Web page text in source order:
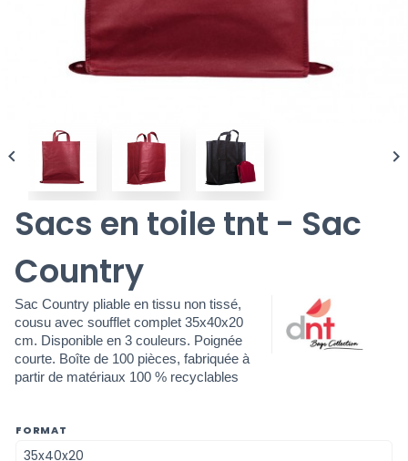
 
Sacs en toile tnt - Sac
Country
Sac Country pliable en tissu non tissé,
cousu avec soufflet complet 35x40x20
cm. Disponible en 3 couleurs. Poignée
courte. Boîte de 100 pièces, fabriquée à
partir de matériaux 100 % recyclables
FORMAT